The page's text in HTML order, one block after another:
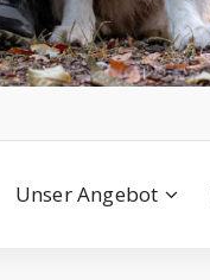
Unser Angebot